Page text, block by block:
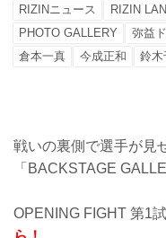
RIZINニュース RIZIN
PHOTO GALLERY
弥益
倉本一真
今成正和 鈴木
戦いの裏側で選手が見
「BACKSTAGE
OPENING FIGHT 第1